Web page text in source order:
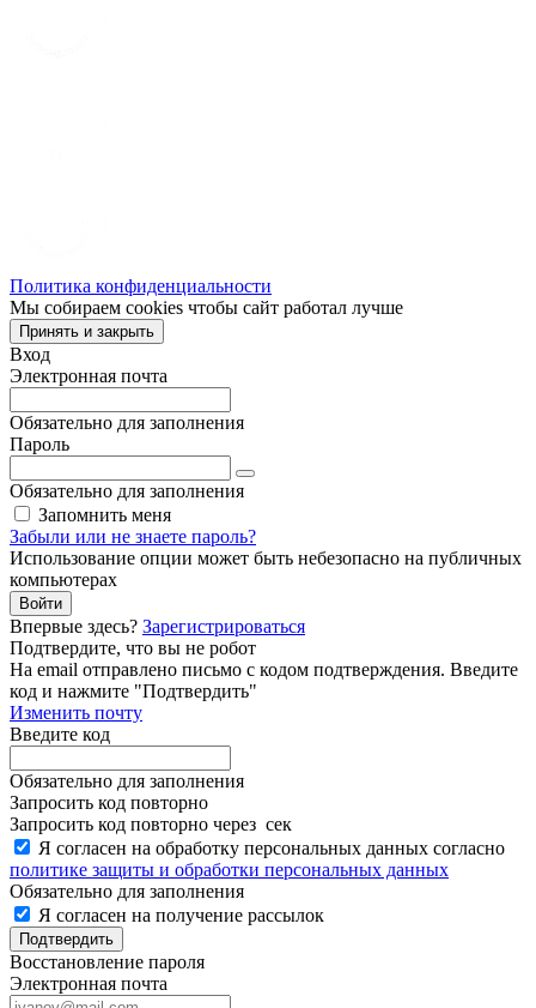
Политика конфиденциальности
Мы собираем cookies чтобы сайт работал лучше
Принять и закрыть
Вход
Электронная почта
Обязательно для заполнения
Пароль
Обязательно для заполнения
Запомнить меня
Забыли или не знаете пароль?
Использование опции может быть небезопасно на публичных
компьютерах
Войти
Впервые здесь? Зарегистрироваться
Подтвердите, что вы не робот
Ha email отправлено письмо с кодом подтверждения. Введите
код и нажмите "Подтвердить"
Изменить почту
Введите код
Обязательно для заполнения
Запросить код повторно
Запросить код повторно через сек
Я согласен на обработку персональных данных согласно
политике защиты и обработки персональных данных
Обязательно для заполнения
Я согласен на получение рассылок
Подтвердить
Восстановление пароля
Электронная почта